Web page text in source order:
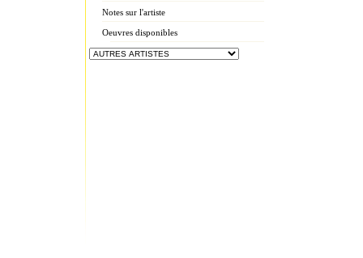
Notes sur l'artiste
Oeuvres disponibles